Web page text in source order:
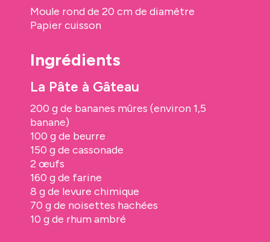
Moule rond de 20 cm de diamètre
Papier cuisson
Ingrédients
La Pâte à Gâteau
200 g de bananes mûres (environ 1,5
banane)
100 g de beurre
150 g de cassonade
2 œufs
160 g de farine
8 g de levure chimique
70 g de noisettes hachées
10 g de rhum ambré